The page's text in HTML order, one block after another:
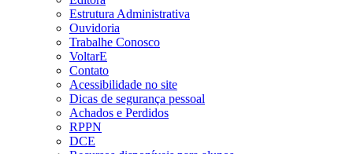
Estrutura Administrativa
Ouvidoria
Trabalhe Conosco
VoltarE
Contato
Acessibilidade no site
Dicas de segurança pessoal
Achados e Perdidos
RPPN
DCE